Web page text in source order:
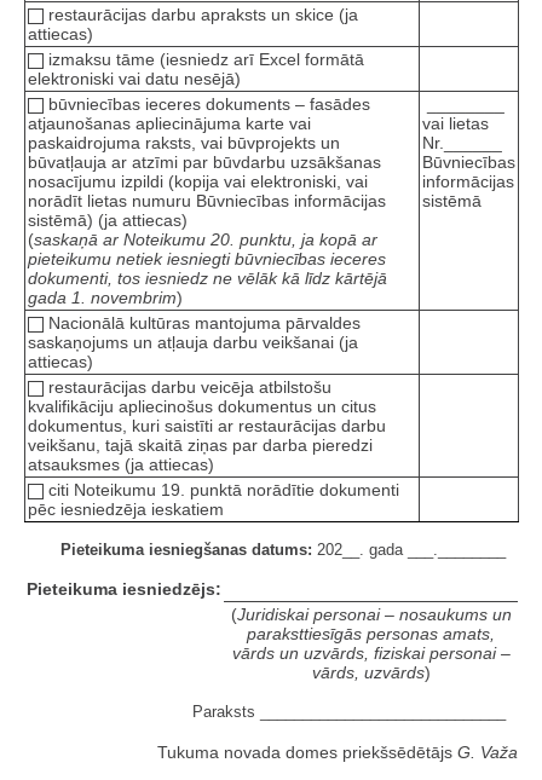
restaurācijas darbu apraksts un skice (ja
attiecas)
izmaksu tāme (iesniedz arī Excel formātā
elektroniski vai datu nesējā)
būvniecības ieceres dokuments – fasādes
atjaunošanas apliecinājuma karte vai
paskaidrojuma raksts, vai būvprojekts un
būvatļauja ar atzīmi par būvdarbu uzsākšanas
nosacījumu izpildi (kopija vai elektroniski, vai
norādīt lietas numuru Būvniecības informācijas
sistēmā) (ja attiecas)
(saskaņā ar Noteikumu 20. punktu, ja kopā ar
pieteikumu netiek iesniegti būvniecības ieceres
dokumenti, tos iesniedz ne vēlāk kā līdz kārtējā
gada 1. novembrim)
vai lietas
Nr.______
Būvniecības
informācijas
sistēmā
Nacionālā kultūras mantojuma pārvaldes
saskaņojums un atļauja darbu veikšanai (ja
attiecas)
restaurācijas darbu veicēja atbilstošu
kvalifikāciju apliecinošus dokumentus un citus
dokumentus, kuri saistīti ar restaurācijas darbu
veikšanu, tajā skaitā ziņas par darba pieredzi
atsauksmes (ja attiecas)
citi Noteikumu 19. punktā norādītie dokumenti
pēc iesniedzēja ieskatiem
Pieteikuma iesniegšanas datums: 202__. gada ___.________
Pieteikuma iesniedzējs:
(Juridiskai personai – nosaukums un
paraksttiesīgās personas amats,
vārds un uzvārds, fiziskai personai –
vārds, uzvārds)
Paraksts _____________________________
Tukuma novada domes priekšsēdētājs G. Važa